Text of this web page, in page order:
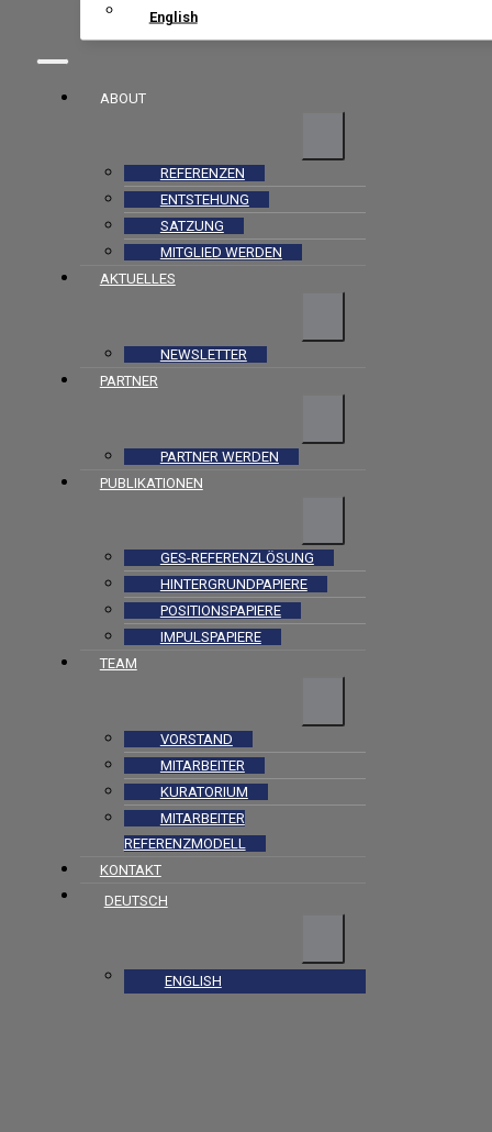
English
ABOUT
REFERENZEN
ENTSTEHUNG
SATZUNG
MITGLIED WERDEN
AKTUELLES
NEWSLETTER
PARTNER
PARTNER WERDEN
PUBLIKATIONEN
GES-REFERENZLÖSUNG
HINTERGRUNDPAPIERE
POSITIONSPAPIERE
IMPULSPAPIERE
TEAM
VORSTAND
MITARBEITER
KURATORIUM
MITARBEITER
REFERENZMODELL
KONTAKT
DEUTSCH
ENGLISH